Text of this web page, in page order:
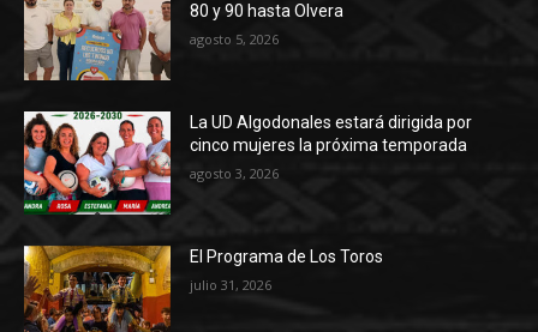
80 y 90 hasta Olvera
agosto 5, 2026
La UD Algodonales estará dirigida por
cinco mujeres la próxima temporada
agosto 3, 2026
El Programa de Los Toros
julio 31, 2026